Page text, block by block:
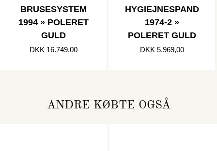
BRUSESYSTEM
1994 » POLERET
GULD
DKK 16.749,00
HYGIEJNESPAND
1974-2 »
POLERET GULD
DKK 5.969,00
ANDRE KØBTE OGSÅ